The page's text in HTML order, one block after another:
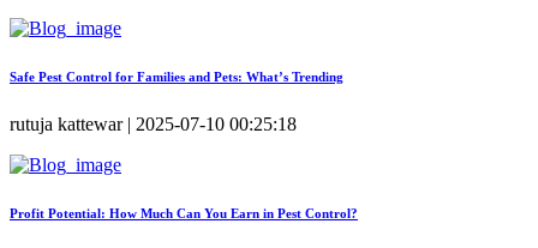
Safe Pest Control for Families and Pets: What’s Trending
rutuja kattewar | 2025-07-10 00:25:18
Profit Potential: How Much Can You Earn in Pest Control?